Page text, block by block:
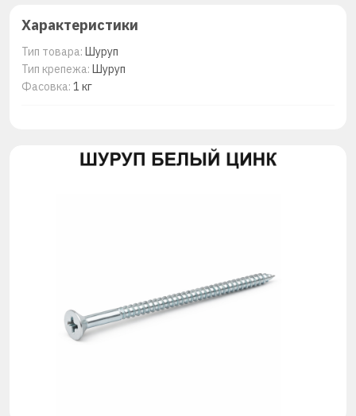
Характеристики
Тип товара: Шуруп
Тип крепежа: Шуруп
Фасовка: 1 кг